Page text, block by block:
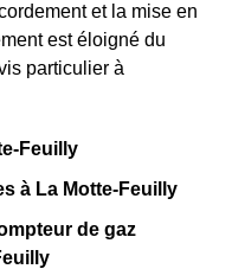
et la mise en
est éloigné du
particulier à
Feuilly
à La Motte-Feuilly
de gaz